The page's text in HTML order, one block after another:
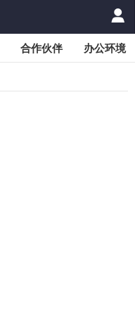
合作伙伴 办公环境